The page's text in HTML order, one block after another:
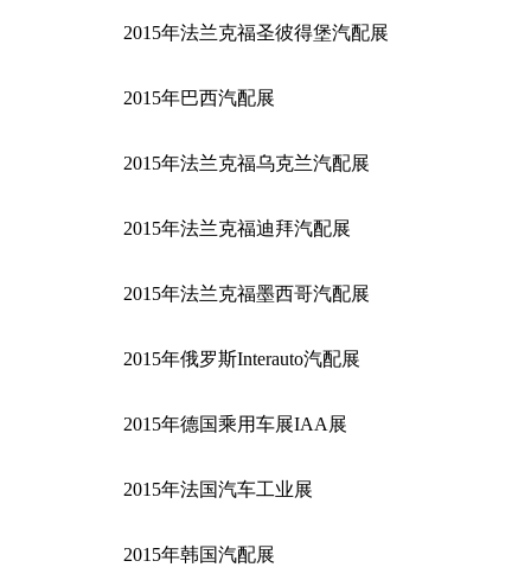
2015年法兰克福圣彼得堡汽配展
2015年巴西汽配展
2015年法兰克福乌克兰汽配展
2015年法兰克福迪拜汽配展
2015年法兰克福墨西哥汽配展
2015年俄罗斯Interauto汽配展
2015年德国乘用车展IAA展
2015年法国汽车工业展
2015年韩国汽配展